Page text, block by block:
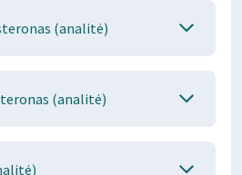
(analitė)
(analitė)